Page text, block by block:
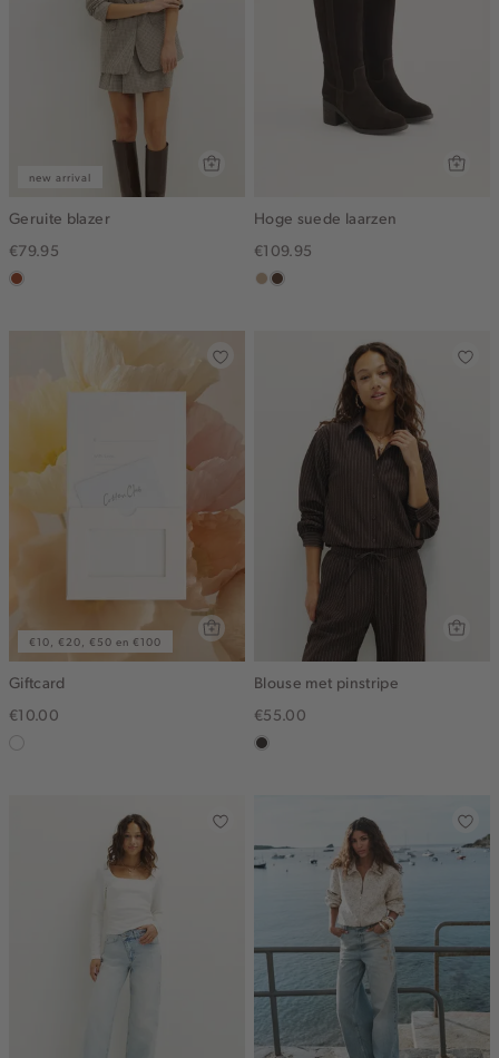
new arrival
Geruite blazer
€79.95
bruin
Hoge suede laarzen
€109.95
zanddonkerbruin
€10, €20, €50 en €100
Giftcard
€10.00
Blouse met pinstripe
€55.00
choco